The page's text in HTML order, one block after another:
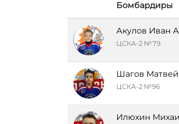
Бомбардиры
Акулов Иван
ЦСКА-2 №79
Шагов
ЦСКА-2 №96
Илюхин